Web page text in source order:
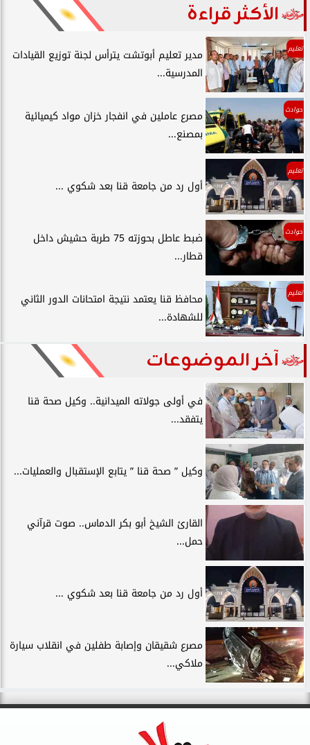
الأكثر قراءة
تعليم
مدير تعليم أبوتشت يترأس لجنة توزيع القيادات
المدرسية...
حوادث
مصرع عاملين في انفجار خزان مواد كيميائية
بمصنع...
تعليم
أول رد من جامعة قنا بعد شكوي ...
حوادث
ضبط عاطل بحوزته 75 طربة حشيش داخل
قطار...
تعليم
محافظ قنا يعتمد نتيجة امتحانات الدور الثاني
للشهادة...
آخر الموضوعات
في أولى جولاته الميدانية.. وكيل صحة قنا
يتفقد...
وكيل ” صحة قنا ” يتابع الإستقبال والعمليات...
القارئ الشيخ أبو بكر الدماس.. صوت قرآني
حمل...
أول رد من جامعة قنا بعد شكوي ...
مصرع شقيقان وإصابة طفلين في انقلاب سيارة
ملاكي...